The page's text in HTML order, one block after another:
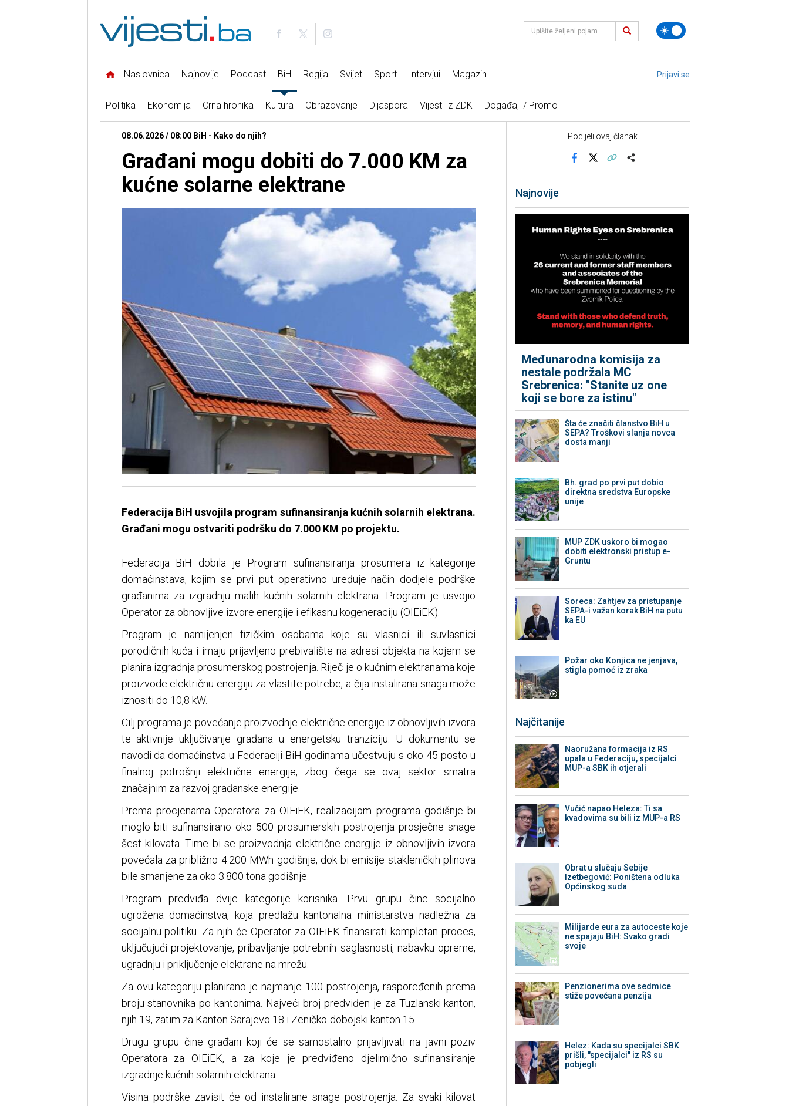
Naslovnica Najnovije Podcast BiH Regija Svijet Sport Intervjui Magazin Prijavi se
Politika Ekonomija Crna hronika Kultura Obrazovanje Dijaspora Vijesti iz ZDK Događaji / Promo
08.06.2026 / 08:00 BiH - Kako do njih?
Građani mogu dobiti do 7.000 KM za
kućne solarne elektrane
Federacija BiH usvojila program sufinansiranja kućnih solarnih elektrana.
Građani mogu ostvariti podršku do 7.000 KM po projektu.
Federacija BiH dobila je Program sufinansiranja prosumera iz kategorije
domaćinstava, kojim se prvi put operativno uređuje način dodjele podrške
građanima za izgradnju malih kućnih solarnih elektrana. Program je usvojio
Operator za obnovljive izvore energije i efikasnu kogeneraciju (OIEiEK).
Program je namijenjen fizičkim osobama koje su vlasnici ili suvlasnici
porodičnih kuća i imaju prijavljeno prebivalište na adresi objekta na kojem se
planira izgradnja prosumerskog postrojenja. Riječ je o kućnim elektranama koje
proizvode električnu energiju za vlastite potrebe, a čija instalirana snaga može
iznositi do 10,8 kW.
Cilj programa je povećanje proizvodnje električne energije iz obnovljivih izvora
te aktivnije uključivanje građana u energetsku tranziciju. U dokumentu se
navodi da domaćinstva u Federaciji BiH godinama učestvuju s oko 45 posto u
finalnoj potrošnji električne energije, zbog čega se ovaj sektor smatra
značajnim za razvoj građanske energije.
Prema procjenama Operatora za OIEiEK, realizacijom programa godišnje bi
moglo biti sufinansirano oko 500 prosumerskih postrojenja prosječne snage
šest kilovata. Time bi se proizvodnja električne energije iz obnovljivih izvora
povećala za približno 4.200 MWh godišnje, dok bi emisije stakleničkih plinova
bile smanjene za oko 3.800 tona godišnje.
Program predviđa dvije kategorije korisnika. Prvu grupu čine socijalno
ugrožena domaćinstva, koja predlažu kantonalna ministarstva nadležna za
socijalnu politiku. Za njih će Operator za OIEiEK finansirati kompletan proces,
uključujući projektovanje, pribavljanje potrebnih saglasnosti, nabavku opreme,
ugradnju i priključenje elektrane na mrežu.
Za ovu kategoriju planirano je najmanje 100 postrojenja, raspoređenih prema
broju stanovnika po kantonima. Najveći broj predviđen je za Tuzlanski kanton,
njih 19, zatim za Kanton Sarajevo 18 i Zeničko-dobojski kanton 15.
Drugu grupu čine građani koji će se samostalno prijavljivati na javni poziv
Operatora za OIEiEK, a za koje je predviđeno djelimično sufinansiranje
izgradnje kućnih solarnih elektrana.
Visina podrške zavisit će od instalirane snage postrojenja. Za svaki kilovat
Podijeli ovaj članak
Najnovije
Međunarodna komisija za
nestale podržala MC
Srebrenica: "Stanite uz one
koji se bore za istinu"
Šta će značiti članstvo BiH u
SEPA? Troškovi slanja novca
dosta manji
Bh. grad po prvi put dobio
direktna sredstva Europske
unije
MUP ZDK uskoro bi mogao
dobiti elektronski pristup e-
Gruntu
Soreca: Zahtjev za pristupanje
SEPA-i važan korak BiH na putu
ka EU
Požar oko Konjica ne jenjava,
stigla pomoć iz zraka
Najčitanije
Naoružana formacija iz RS
upala u Federaciju, specijalci
MUP-a SBK ih otjerali
Vučić napao Heleza: Ti sa
kvadovima su bili iz MUP-a RS
Obrat u slučaju Sebije
Izetbegović: Poništena odluka
Općinskog suda
Milijarde eura za autoceste koje
ne spajaju BiH: Svako gradi
svoje
Penzionerima ove sedmice
stiže povećana penzija
Helez: Kada su specijalci SBK
prišli, "specijalci" iz RS su
pobjegli